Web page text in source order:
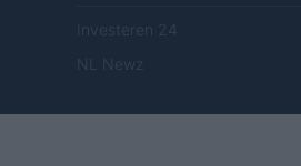
Investeren 24
NL Newz